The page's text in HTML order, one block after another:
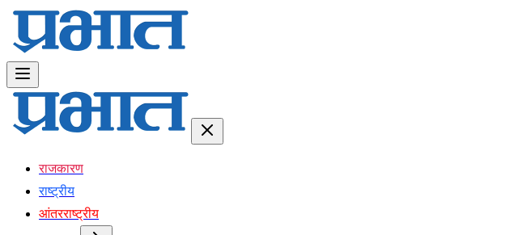
राजकारण
राष्ट्रीय
आंतरराष्ट्रीय